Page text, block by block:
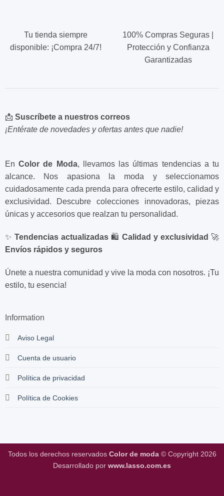
Tu tienda siempre
disponible: ¡Compra 24/7!
100% Compras Seguras |
Protección y Confianza
Garantizadas
EnColor de Moda, llevamos las últimas tendencias a tu
alcance. Nos apasiona la moda y seleccionamos
cuidadosamente cada prenda para ofrecerte estilo, calidad y
exclusividad. Descubre colecciones innovadoras, piezas
únicas y accesorios que realzan tu personalidad.
✨ Tendencias actualizadas🛍️Calidad y exclusividad 🚀
Envíos rápidos y seguros
Únete a nuestra comunidad y vive la moda con nosotros. ¡Tu
estilo, tu esencia!
Information
Aviso Legal
Cuenta de usuario
Política de privacidad
Política de Cookies
📩 Suscríbete a nuestros correos
¡Entérate de novedades y ofertas antes que nadie!
Todos los derechos reservados Color de moda© Copyright 2026
Desarrollado por www.lasso.com.es